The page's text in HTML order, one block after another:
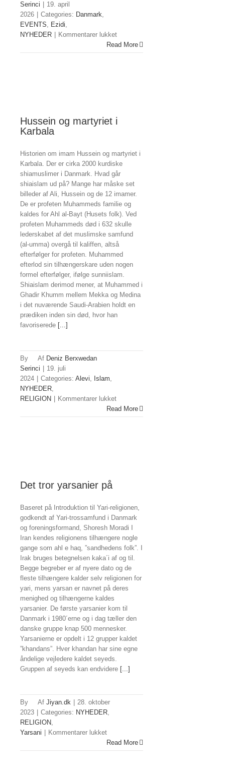
Serinci
19. april
2026
Categories: Danmark,
EVENTS, Ezidi,
NYHEDER
Kommentarer lukkettil
Ezidier
fejrede
Read More
Hussein og martyriet i
Karbala
Historien om imam Hussein og martyriet i
Karbala. Der er cirka 2000 kurdiske
shiamuslimer i Danmark. Hvad går
shiaislam ud på? Mange har måske set
billeder af Ali, Hussein og de 12 imamer.
De er profeten Muhammeds familie og
kaldes for Ahl al-Bayt (Husets folk). Ved
profeten Muhammeds død i 632 skulle
lederskabet af det muslimske samfund
(al-umma) overgå til kaliffen, altså
efterfølger for profeten. Muhammed
efterlod sin tilhængerskare uden nogen
formel efterfølger, ifølge sunniislam.
Shiaislam derimod mener, at Muhammed i
Ghadir Khumm mellem Mekka og Medina
i det nuværende Saudi-Arabien holdt en
prædiken inden sin død, hvor han
favoriserede [...]
By
Deniz Berxwedan
Serinci
19. juli
2024
Categories: Alevi, Islam,
NYHEDER,
RELIGION
Kommentarer lukkettil
Hussein
og
Read More
Det tror yarsanier på
Baseret på Introduktion til Yari-religionen,
godkendt af Yari-trossamfund i Danmark
og foreningsformand, Shoresh Moradi I
Iran kendes religionens tilhængere nogle
gange som ahl e haq, ”sandhedens folk”. I
Irak bruges betegnelsen kaka´i af og til.
Begge begreber er af nyere dato og de
fleste tilhængere kalder selv religionen for
yari, mens yarsan er navnet på deres
menighed og tilhængerne kaldes
yarsanier. De første yarsanier kom til
Danmark i 1980´erne og i dag tæller den
danske gruppe knap 500 mennesker.
Yarsanierne er opdelt i 12 grupper kaldet
”khandans”. Hver khandan har sine egne
åndelige vejledere kaldet seyeds.
Gruppen af seyeds kan endvidere [...]
By Jiyan.dk
28. oktober
2023
Categories: NYHEDER,
RELIGION,
Yarsani
Kommentarer lukkettil
Det
tror
Read More